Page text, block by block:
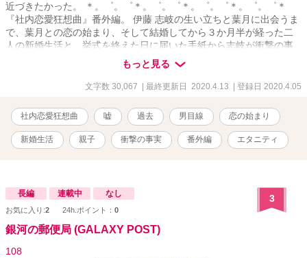
近づきたかった。 ＊。゜。゜＊。゜。゜＊。゜。゜＊。゜。゜＊
『社内恋愛狂想曲』番外編。 伊藤 志岐の生い立ちと葉月に出会うま
で、葉月との恋の始まり、そして結婚してから３か月半が経った二
人の新婚生活と、挙式を終えた日に届いた手紙から志岐が衝撃の事
もっと見る
文字数 30,067 | 最終更新日 2020.4.13 | 登録日 2020.4.05
社内恋愛狂想曲 嘘 過去 男目線 恋の始まり
新婚生活 親子 衝撃の事実 番外編 エタニティ
長編 連載中 なし
お気に入り:2 24h.ポイント： 0
3
銀河の郵便局 (GALAXY POST)
108